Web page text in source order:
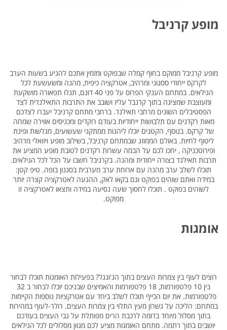
מופע קרניבל
מופע קרניבל ממוקם בחוף קמלה שבפוקט ומזמין אתכם להגיע בשעות הערב
לקרקס ייחודי ססגוני ומרהיב, אטרקציה כיפית, מהנה ומשעשעת לכל
הגילאים. במתחם הענקי הפרוס על פני 40 דונם, תגלו תפאורה מושקעת
ומעוצבת שמציגה בתוך קרנבל עליז ושובב את התרבות התאילנדית לצד
הפסטיבלים השונים מרחבי תאילנד. ברחבי מתחם קרניבל יעברו לצדכם
מאות רקדנים עם תלבושות ייחודיות בעודם רוקדים ומכניסים אווירה שמחה
של קרקס. בנוסף, הקטנים יוכלו ליהנות ממתקני שעשועים, מגלשות ופינת
ליטוף לחיות. באולם הממוזג שבמתחם קרניבל, בשילוב מופע ויזואלי מרהיב
ופירוטכניקה , יחכו לכם על הבמה עשרות רקדנים לטובת מופע המציע את
תרבות תאילנד בצורה ייחודית ומהנה. בקרניבל חשבו על הכל לכל הגילאים.
תוכלו לשלב ערב מהנה עם ארוחת ערב מערבית בסגנון בופה. טיפ קטן:
במידה ואתם שוהים בפוקט וגם בקאו לאק, ההגעה לאטרקציה קצרה יותר
לשוהים בפוקט . תוכלו לחסוך שעה נסיעה במידה ותצאו לאטרקציה זו
מפוקט.
אומגות
רוצים לעוף בין צמרות העצים בתוך הג'ונגל? בפעילות האומגות תוכלו לבחור
בין 10 פלטפורמות, 18 פלטפורמות והאמיצים שבניכם יוכלו לבחור ב 32
פלטפורמות. את יום הכייף תוכלו לשלב ביחד עם אטרקציות נוספות הקיימות
במתחם: הליכה על גשרון מעץ התלוי בין צמרות העצים. רולר-לעוף במהירות
בתוך מסלול מיוחד בדומה לרכבת הרים מפותלת על גבי העצים בעודכם
יושבים בתוך רתמה. מתחם האומגות מציע לכם מגוון מסלולים לכל הגילאים